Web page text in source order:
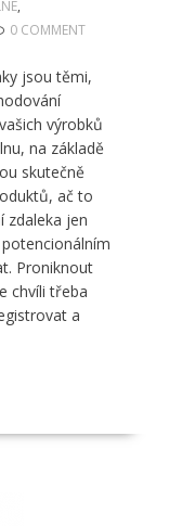
,
0 COMMENT
jsou těmi,
výrobků
na základě
skutečně
ač to
zdaleka jen
Proniknout
chvíli třeba
a